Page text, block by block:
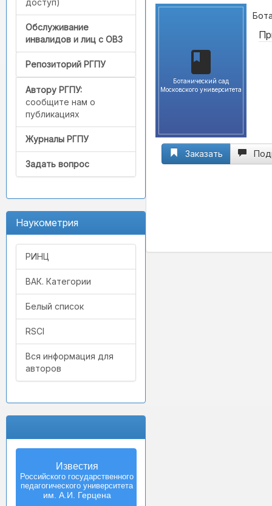
доступ)
Обслуживание
инвалидов и лиц с ОВЗ
Репозиторий РГПУ
Автору РГПУ:
сообщите нам о
публикациях
Журналы РГПУ
Задать вопрос
Наукометрия
РИНЦ
ВАК. Категории
Белый список
RSCI
Вся информация для
авторов
Известия
Российского государственного
педагогического университета
им. А.И. Герцена
Ботанический сад
Московского университета
Заказать